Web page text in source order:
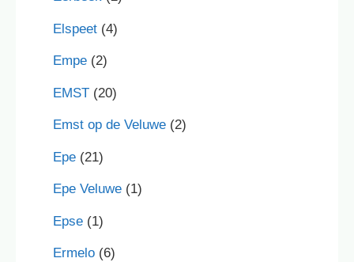
Elspeet (4)
Empe (2)
EMST (20)
Emst op de Veluwe (2)
Epe (21)
Epe Veluwe (1)
Epse (1)
Ermelo (6)